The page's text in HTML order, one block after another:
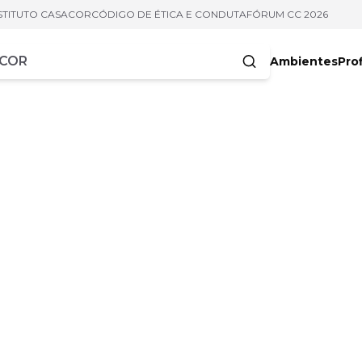
CASACORCÓDIGO DE ÉTICA E CONDUTAFÓRUM CC 2026
Ambientes